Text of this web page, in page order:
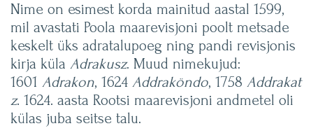
Nime on esimest korda mainitud aastal 1599,
mil avastati Poola maarevisjoni poolt metsade
keskelt üks adratalupoeg ning pandi revisjonis
kirja küla Adrakusz. Muud nimekujud:
1601 Adrakon, 1624 Addraköndo, 1758 Addrakat
z. 1624. aasta Rootsi maarevisjoni andmetel oli
külas juba seitse talu.